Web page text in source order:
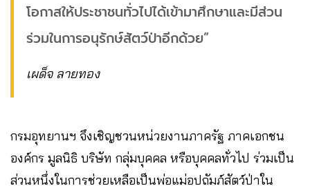
โอกาสให้ประชาชนทั่วไปได้เข้ามาศึกษาและมีส่วน
ร่วมในการอนุรักษ์สัตว์ป่าอีกด้วย”
เผด็จ ลายทอง
กรมอุทยานฯ จึงเชิญชวนหน่วยงานภาครัฐ ภาคเอกชน
องค์กร มูลนิธิ บริษัท กลุ่มบุคคล หรือบุคคลทั่วไป ร่วมเป็น
ส่วนหนึ่งในการช่วยเหลือเป็นพ่อแม่อุปถัมภ์สัตว์ป่าใน